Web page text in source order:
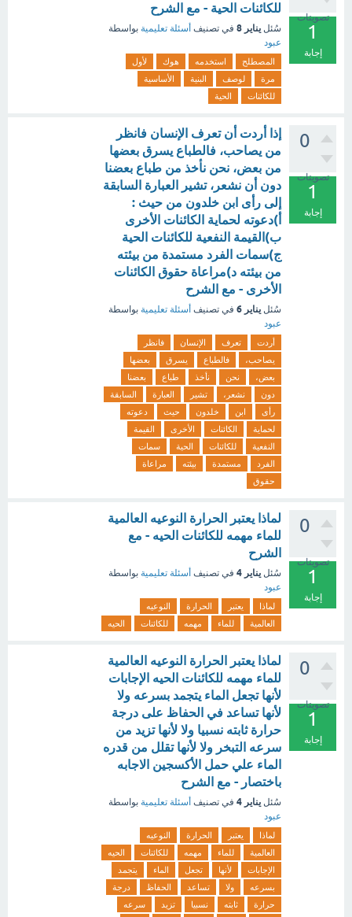
تصويتات
1
إجابة
للكائنات الحية - مع الشرح
سُئل يناير 8 في تصنيف أسئلة تعليمية بواسطة
عبود
المصطلح استخدمه هوك
لأول
مرة
لوصف البنية
الأساسية
للكائنات
الحية
0
تصويتات
1
إجابة
إذا أردت أن تعرف الإنسان فانظر
من يصاحب، فالطباع يسرق بعضها
من بعض، نحن نأخذ من طباع بعضنا
دون أن نشعر، تشير العبارة السابقة
إلى رأى ابن خلدون من حيث :
أ)دعوته لحماية الكائنات الأخرى
ب)القيمة النفعية للكائنات الحية
ج)سمات الفرد مستمدة من بيئته
من بيئته د)مراعاة حقوق الكائنات
الأخرى - مع الشرح
سُئل يناير 6 في تصنيف أسئلة تعليمية بواسطة
عبود
أردت تعرف الإنسان
فانظر
يصاحب،
فالطباع يسرق
بعضها
بعض،
نحن نأخذ طباع
بعضنا
دون
نشعر، تشير العبارة
السابقة
رأى
ابن خلدون حيث
دعوته
لحماية
الكائنات الأخرى
القيمة
النفعية
للكائنات الحية
سمات
الفرد
مستمدة بيئته
مراعاة
حقوق
0
تصويتات
1
إجابة
لماذا يعتبر الحرارة النوعيه العالمية
للماء مهمه للكائنات الحيه - مع
الشرح
سُئل يناير 4 في تصنيف أسئلة تعليمية بواسطة
عبود
لماذا يعتبر الحرارة
النوعيه
العالمية
للماء مهمه للكائنات الحيه
0
تصويتات
1
إجابة
لماذا يعتبر الحرارة النوعيه العالمية
للماء مهمه للكائنات الحيه الإجابات
لأنها تجعل الماء يتجمد بسرعه ولا
لأنها تساعد في الحفاظ على درجة
حرارة ثابته نسبيا ولا لأنها تزيد من
سرعه التبخر ولا لأنها تقلل من قدره
الماء علي حمل الأكسجين الاجابه
باختصار - مع الشرح
سُئل يناير 4 في تصنيف أسئلة تعليمية بواسطة
عبود
لماذا يعتبر الحرارة
النوعيه
العالمية
للماء مهمه للكائنات
الحيه
الإجابات
لأنها تجعل الماء
يتجمد
بسرعه
ولا تساعد الحفاظ
درجة
حرارة
ثابته نسبيا تزيد سرعه